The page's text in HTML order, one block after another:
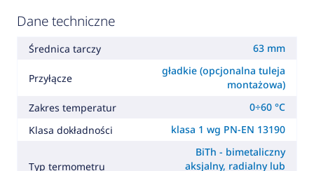
Dane techniczne
Średnica tarczy 63 mm
Przyłącze
gładkie (opcjonalna tuleja
montażowa)
Zakres temperatur
0÷60 °C
Klasa dokładności
klasa 1 wg PN-EN 13190
Typ termometru
BiTh - bimetaliczny
aksjalny, radialny lub